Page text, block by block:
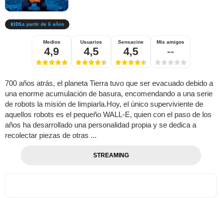
a partir de 6 años
Medios
4,9
Usuarios
4,5
Sensacine
4,5
Mis amigos
--
700 años atrás, el planeta Tierra tuvo que ser evacuado debido a
una enorme acumulación de basura, encomendando a una serie
de robots la misión de limpiarla.Hoy, el único superviviente de
aquellos robots es el pequeño WALL-E, quien con el paso de los
años ha desarrollado una personalidad propia y se dedica a
recolectar piezas de otras ...
STREAMING